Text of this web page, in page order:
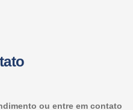
ou entre em contato